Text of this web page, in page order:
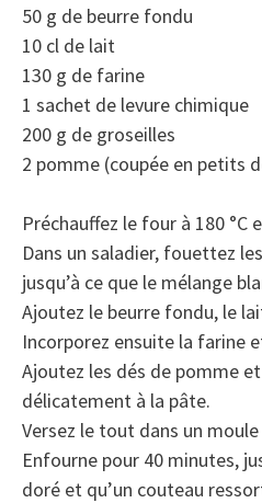
50 g de beurre fondu
10 cl de lait
130 g de farine
1 sachet de levure chimique
200 g de groseilles
2 pomme (coupée en petits
Préchauffez le four à 180 °C
Dans un saladier, fouettez
jusqu’à ce que le mélange
Ajoutez le beurre fondu, le
Incorporez ensuite la farine
Ajoutez les dés de pomme
délicatement à la pâte.
Versez le tout dans un
Enfourne pour 40 minutes,
doré et qu’un couteau